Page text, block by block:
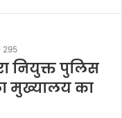
295
नियुक्त पुलिस
मुख्यालय का